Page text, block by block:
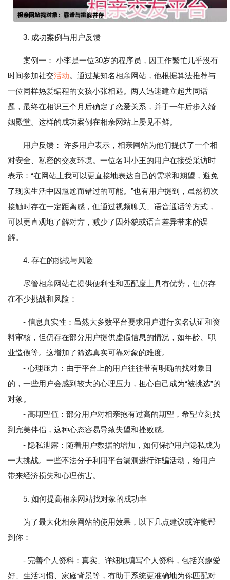
3. 成功案例与用户反馈
案例一： 小李是一位30岁的程序员，因工作繁忙几乎没有
时间参加社交活动。通过某知名相亲网站，他根据算法推荐与
一位同样热爱编程的女孩小张相遇。两人迅速建立起共同话
题，最终在相识三个月后确定了恋爱关系，并于一年后步入婚
姻殿堂。这样的成功案例在相亲网站上屡见不鲜。
用户反馈： 许多用户表示，相亲网站为他们提供了一个相
对安全、私密的交友环境。一位名叫小王的用户在接受采访时
表示：“在网站上我可以更直接地表达自己的需求和期望，避免
了现实生活中因尴尬而错过的可能。”也有用户提到，虽然初次
接触时存在一定距离感，但通过视频聊天、语音通话等方式，
可以更直观地了解对方，减少了因外貌或语言差异带来的误
解。
4. 存在的挑战与风险
尽管相亲网站在提供便利性和匹配度上具有优势，但仍存
在不少挑战和风险：
- 信息真实性：虽然大多数平台要求用户进行实名认证和资
料审核，但仍存在部分用户提供虚假信息的情况，如年龄、职
业造假等。这增加了筛选真实可靠对象的难度。
- 心理压力：由于平台上的用户往往带有明确的找对象目
的，一些用户会感到较大的心理压力，担心自己成为“被挑选”的
对象。
- 高期望值：部分用户对相亲抱有过高的期望，希望立刻找
到完美伴侣，这种心态容易导致失望和挫败感。
- 隐私泄露：随着用户数据的增加，如何保护用户隐私成为
一大挑战。一些不法分子利用平台漏洞进行诈骗活动，给用户
带来经济损失和心理伤害。
5. 如何提高相亲网站找对象的成功率
为了最大化相亲网站的使用效果，以下几点建议或许能帮
到你：
- 完善个人资料：真实、详细地填写个人资料，包括兴趣爱
好、生活习惯、家庭背景等，有助于系统更准确地为你匹配对